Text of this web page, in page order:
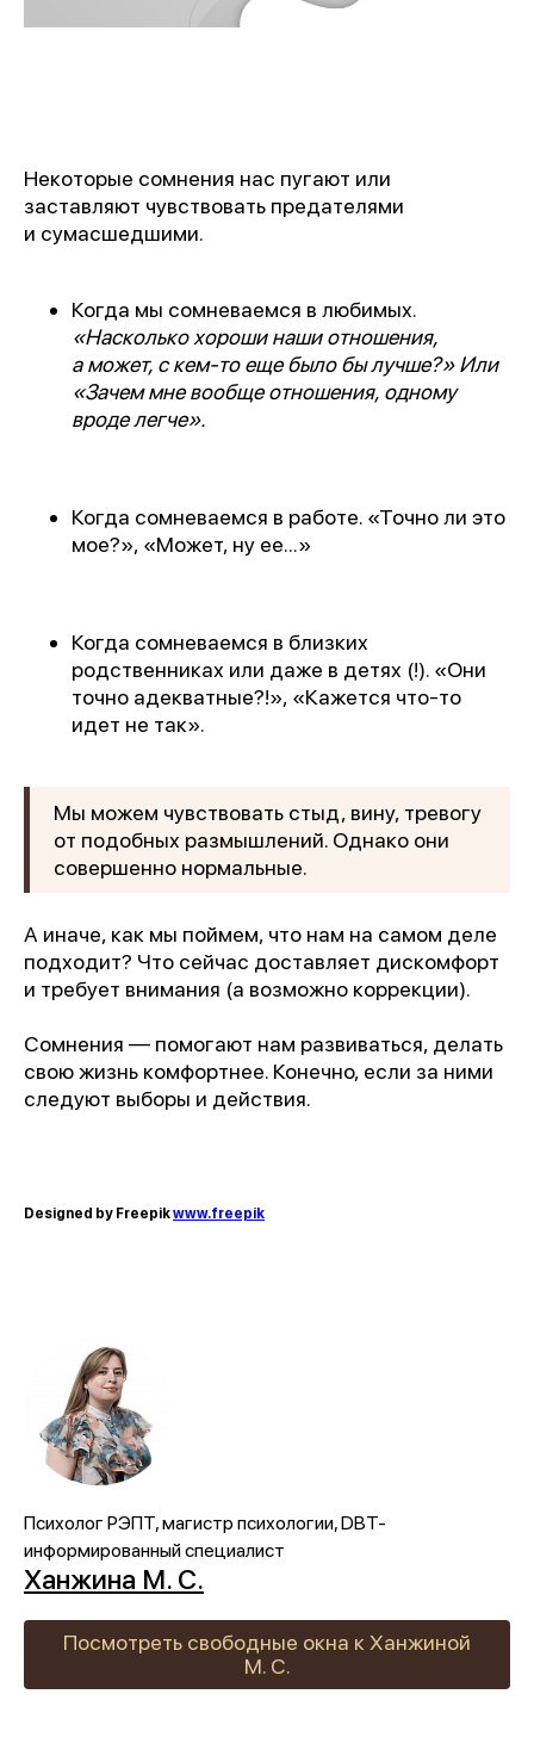
Некоторые сомнения нас пугают или
заставляют чувствовать предателями
и сумасшедшими.
Когда мы сомневаемся в любимых.
«Насколько хороши наши отношения,
а может, с кем-то еще было бы лучше?» Или
«Зачем мне вообще отношения, одному
вроде легче».
Когда сомневаемся в работе. «Точно ли это
мое?», «Может, ну ее...»
Когда сомневаемся в близких
родственниках или даже в детях (!). «Они
точно адекватные?!», «Кажется что-то
идет не так».
Мы можем чувствовать стыд, вину, тревогу
от подобных размышлений. Однако они
совершенно нормальные.
А иначе, как мы поймем, что нам на самом деле
подходит? Что сейчас доставляет дискомфорт
и требует внимания (а возможно коррекции).
Сомнения — помогают нам развиваться, делать
свою жизнь комфортнее. Конечно, если за ними
следуют выборы и действия.
Designed by Freepikwww.freepik
Психолог РЭПТ, магистр психологии, DBT-
информированный специалист
Ханжина М. С.
Посмотреть свободные окна к Ханжиной
М. С.